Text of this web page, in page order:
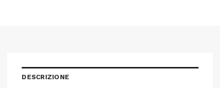
DESCRIZIONE